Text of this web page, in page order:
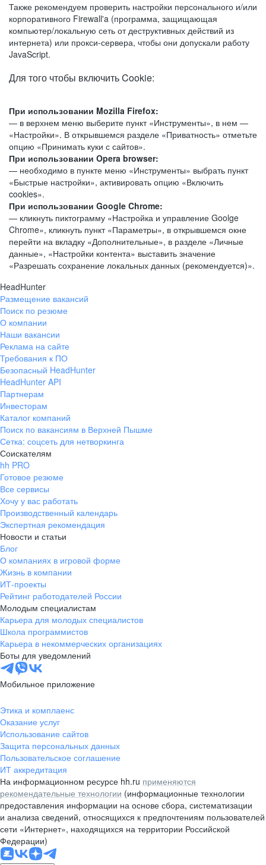
Также рекомендуем проверить настройки персонального и/или
корпоративного Firewall'a (программа, защищающая
компьютер/локальную сеть от деструктивных действий из
интернета) или прокси-сервера, чтобы они допускали работу
JavaScript.
Для того чтобы включить Cookie:
При использовании Mozilla Firefox:
— в верхнем меню выберите пункт «Инструменты», в нем —
«Настройки». В открывшемся разделе «Приватность» отметьте
опцию «Принимать куки с сайтов».
При использовании Opera browser:
— необходимо в пункте меню «Инструменты» выбрать пункт
«Быстрые настройки», активировать опцию «Включить
cookies».
При использовании Google Chrome:
— кликнуть пиктограмму «Настройка и управление Goolge
Chrome», кликнуть пункт «Параметры», в открывшемся окне
перейти на вкладку «Дополнительные», в разделе «Личные
данные», «Настройки контента» выставить значение
«Разрешать сохранение локальных данных (рекомендуется)».
HeadHunter
Размещение вакансий
Поиск по резюме
О компании
Наши вакансии
Реклама на сайте
Требования к ПО
Безопасный HeadHunter
HeadHunter API
Партнерам
Инвесторам
Каталог компаний
Поиск по вакансиям в Верхней Пышме
Сетка: соцсеть для нетворкинга
Соискателям
hh PRO
Готовое резюме
Все сервисы
Хочу у вас работать
Производственный календарь
Экспертная рекомендация
Новости и статьи
Блог
О компаниях в игровой форме
Жизнь в компании
ИТ-проекты
Рейтинг работодателей России
Молодым специалистам
Карьера для молодых специалистов
Школа программистов
Карьера в некоммерческих организациях
Боты для уведомлений
Мобильное приложение
Этика и комплаенс
Оказание услуг
Использование сайтов
Защита персональных данных
Пользовательское соглашение
ИТ аккредитация
На информационном ресурсе hh.ru применяются
рекомендательные технологии (информационные технологии
предоставления информации на основе сбора, систематизации
и анализа сведений, относящихся к предпочтениям пользователей
сети «Интернет», находящихся на территории Российской
Федерации)